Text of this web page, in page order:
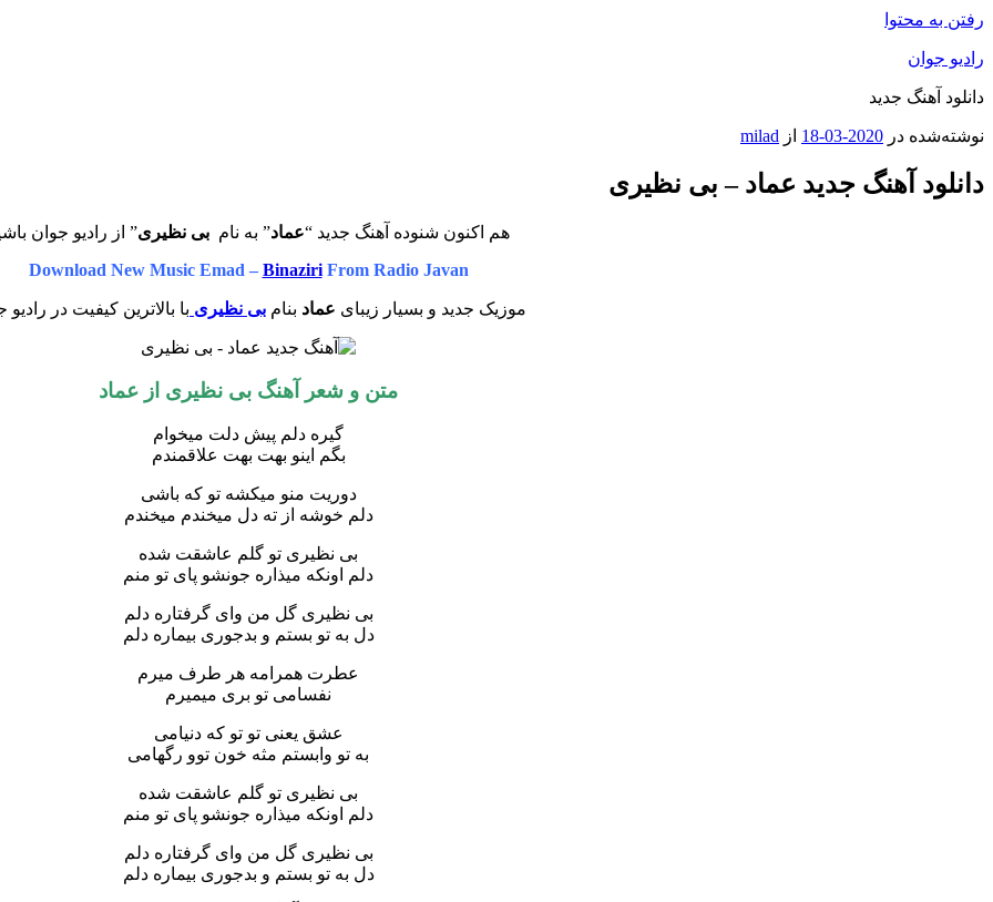
رفتن به محتوا
رادیو جوان
دانلود آهنگ جدید
نوشته‌شده در 2020-03-18 از milad
دانلود آهنگ جدید عماد – بی نظیری
هم اکنون شنوده آهنگ جدید “عماد” به نامبی نظیری” از رادیو جوان
Download New Music Emad – BinaziriFrom Radio Javan
موزیک جدید و بسیار زیبای عماد بنام بی نظیری با بالاترین کیفیت در رادیو
متن و شعر آهنگ بی نظیری از عماد
گیره دلم پیش دلت میخوام
بگم اینو بهت بهت علاقمندم
دوریت منو میکشه تو که باشی
دلم خوشه از ته دل میخندم میخندم
بی نظیری تو گلم عاشقت شده
دلم اونکه میذاره جونشو پای تو منم
بی نظیری گل من وای گرفتاره دلم
دل به تو بستم و بدجوری بیماره دلم
عطرت همرامه هر طرف میرم
نفسامی تو بری میمیرم
عشق یعنی تو تو که دنیامی
به تو وابستم مثه خون توو رگهامی
بی نظیری تو گلم عاشقت شده
دلم اونکه میذاره جونشو پای تو منم
بی نظیری گل من وای گرفتاره دلم
دل به تو بستم و بدجوری بیماره دلم